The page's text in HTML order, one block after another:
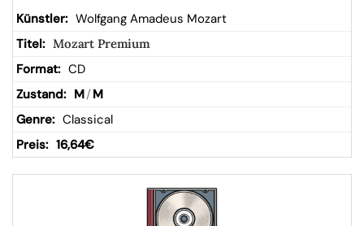
kor
b
Wolfgang Amadeus Mozart
Mozart Premium
CD
M/ M
Classical
16,64€